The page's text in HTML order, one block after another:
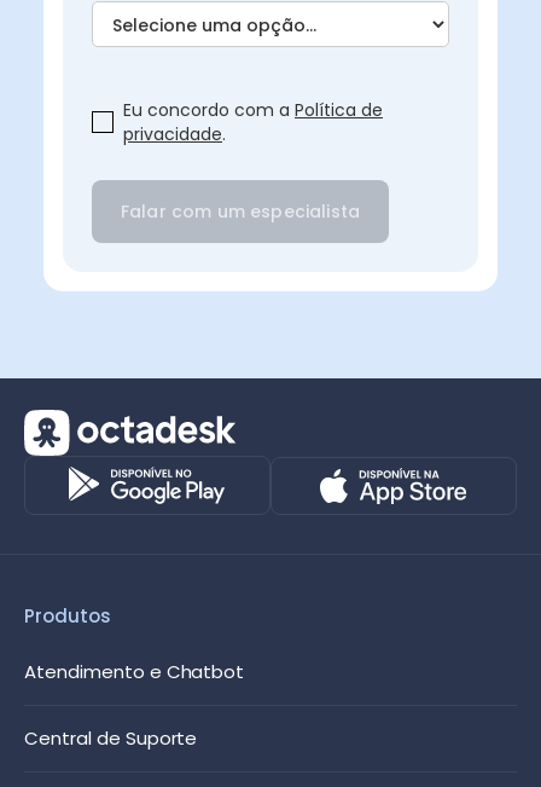
Eu concordo com a Política de
privacidade.
Produtos
Atendimento e Chatbot
Central de Suporte